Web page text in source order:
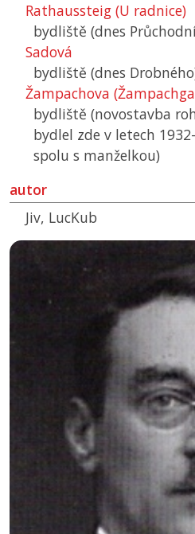
Rathaussteig (U radnice)
bydliště (dnes
Sadová
bydliště (dnes
Žampachova
bydliště (novostavba
bydlel zde v letech
spolu s manželkou)
autor
Jiv, LucKub